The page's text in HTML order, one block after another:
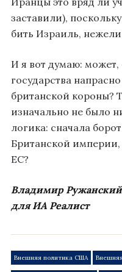
заставили),
бить Израиль,
И я вот думаю: может,
государства
британской короны?
изначально не было
логика: сначала
Британской
ЕС?
Владимир
для ИА Реалист
Внешняя политика США